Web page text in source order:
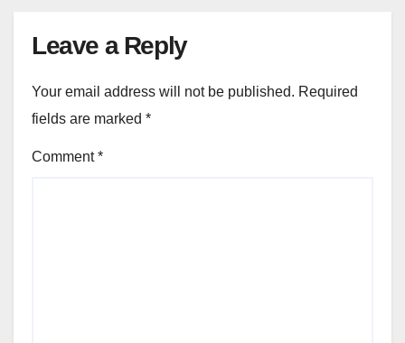
Leave a Reply
Your email address will not be published. Required
fields are marked *
Comment*